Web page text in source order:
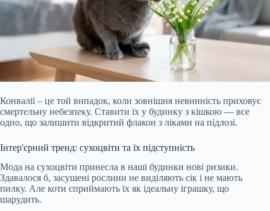
Конвалії – це той випадок, коли зовнішня невинність приховує
смертельну небезпеку. Ставити їх у будинку з кішкою — все
одно, що залишити відкритий флакон з ліками на підлозі.
Інтер'єрний тренд: сухоцвіти та їх підступність
Мода на сухоцвіти принесла в наші будинки нові ризики.
Здавалося б, засушені рослини не виділяють сік і не мають
пилку. Але коти сприймають їх як ідеальну іграшку, що
шарудить.